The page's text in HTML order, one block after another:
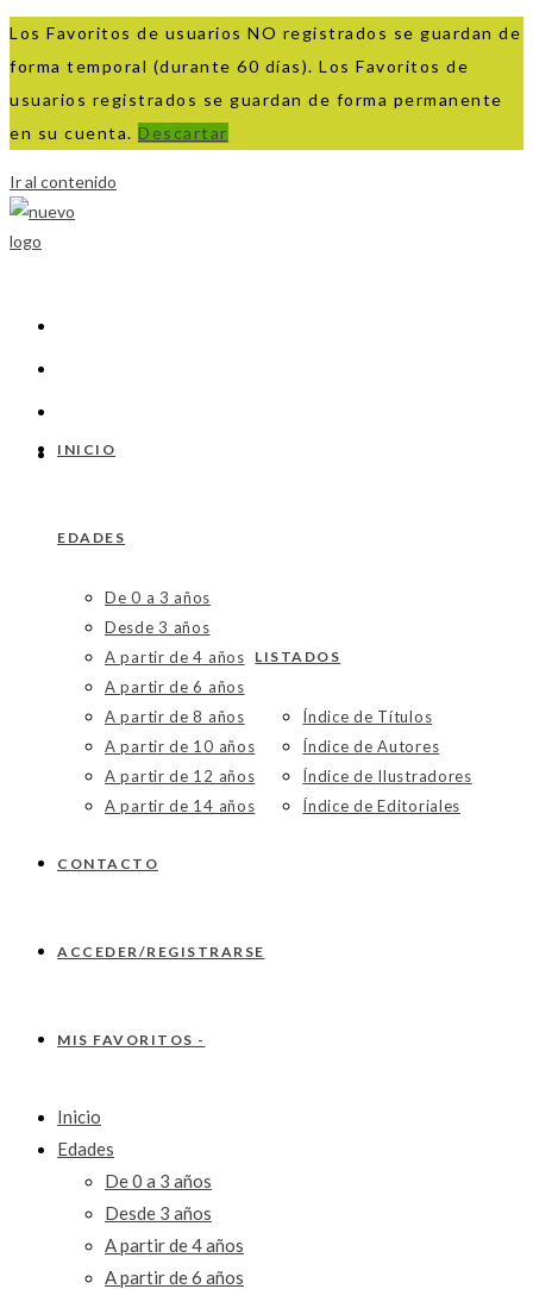
Los Favoritos de usuarios NO registrados se guardan de
forma temporal (durante 60 días). Los Favoritos de
usuarios registrados se guardan de forma permanente
en su cuenta. Descartar
Ir al contenido
INICIO
EDADES
De 0 a 3 años
Desde 3 años
A partir de 4 años
A partir de 6 años
A partir de 8 años
A partir de 10 años
A partir de 12 años
A partir de 14 años
LISTADOS
Índice de Títulos
Índice de Autores
Índice de Ilustradores
Índice de Editoriales
CONTACTO
ACCEDER/REGISTRARSE
MIS FAVORITOS -
Inicio
Edades
De 0 a 3 años
Desde 3 años
A partir de 4 años
A partir de 6 años